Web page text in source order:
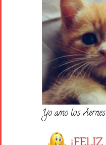
Yo amo los viernes